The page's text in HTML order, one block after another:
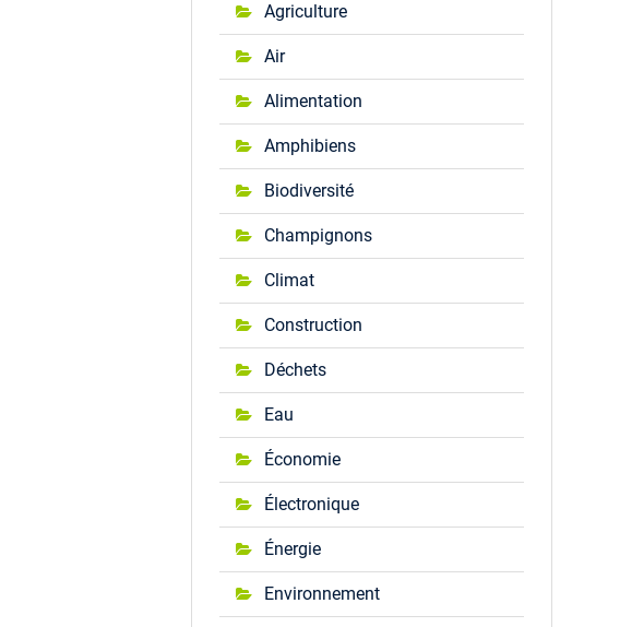
Agriculture
Air
Alimentation
Amphibiens
Biodiversité
Champignons
Climat
Construction
Déchets
Eau
Économie
Électronique
Énergie
Environnement